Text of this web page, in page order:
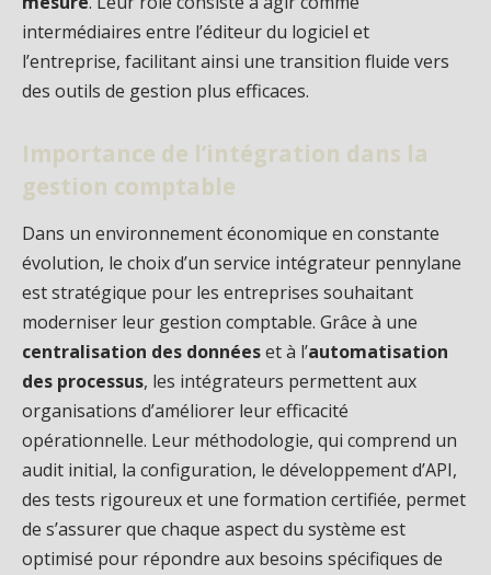
intermédiaires entre l’éditeur du logiciel et
l’entreprise, facilitant ainsi une transition fluide vers
des outils de gestion plus efficaces.
Importance de l’intégration dans la
gestion comptable
Dans un environnement économique en constante
évolution, le choix d’un service intégrateur pennylane
est stratégique pour les entreprises souhaitant
moderniser leur gestion comptable. Grâce à une
centralisation des donnéeset à l’automatisation
des processus, les intégrateurs permettent aux
organisations d’améliorer leur efficacité
opérationnelle. Leur méthodologie, qui comprend un
audit initial, la configuration, le développement d’API,
des tests rigoureux et une formation certifiée, permet
de s’assurer que chaque aspect du système est
optimisé pour répondre aux besoins spécifiques de